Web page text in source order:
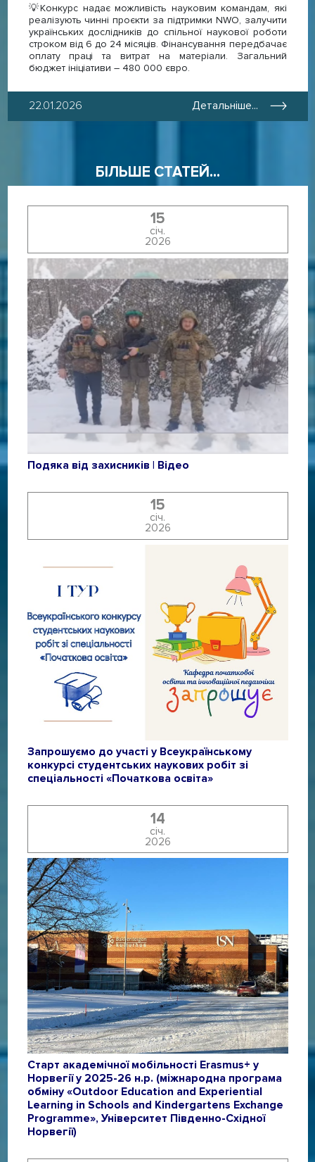
💡Конкурс надає можливість науковим командам, які
реалізують чинні проєкти за підтримки NWO, залучити
українських дослідників до спільної наукової роботи
строком від 6 до 24 місяців. Фінансування передбачає
оплату праці та витрат на матеріали. Загальний
бюджет ініціативи – 480 000 євро.
22.01.2026 Детальніше...
БІЛЬШЕ СТАТЕЙ...
15
січ.
2026
Подяка від захисників | Відео
15
січ.
2026
Запрошуємо до участі у Всеукраїнському
конкурсі студентських наукових робіт зі
спеціальності «Початкова освіта»
14
січ.
2026
Старт академічної мобільності Erasmus+ у
Норвегії у 2025-26 н.р. (міжнародна програма
обміну «Outdoor Education and Experiential
Learning in Schools and Kindergartens Exchange
Programme», Університет Південно-Східної
Норвегії)